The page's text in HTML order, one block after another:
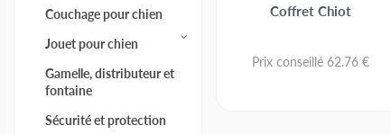
Coffret Chiot
Prix conseillé 62.76 €
Couchage pour chien
Jouet pour chien
Gamelle, distributeur et
fontaine
Sécurité et protection